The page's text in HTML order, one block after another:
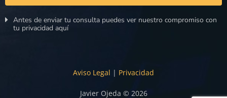
Antes de enviar tu consulta puedes ver nuestro compromiso con
tu privacidad aquí
Aviso Legal | Privacidad
Javier Ojeda © 2026